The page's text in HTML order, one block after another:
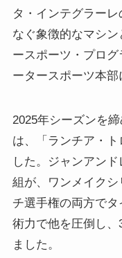
タ・インテグラー
なぐ象徴的なマシ
ースポーツ・プロ
ータースポーツ本部
2025年シーズンを
は、「ランチア・
した。ジャンアン
組が、ワンメイクシ
チ選手権の両方で
術力で他を圧倒し
ました。